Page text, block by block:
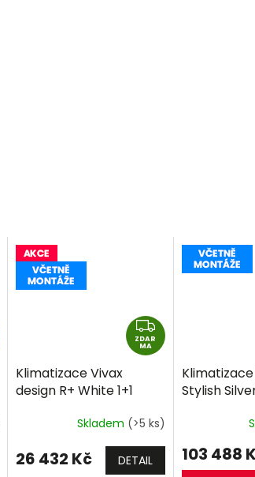
Z
D
A
ZDAR
MA
Klimatizace Vivax
design R+ White 1+1
+dárek
Skladem (>5 ks)
26 432 Kč DETAIL
Klimatizace
Stylish
103 488